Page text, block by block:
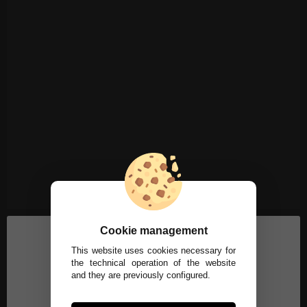
Cookie management
This website uses cookies necessary for
the technical operation of the website
and they are previously configured.